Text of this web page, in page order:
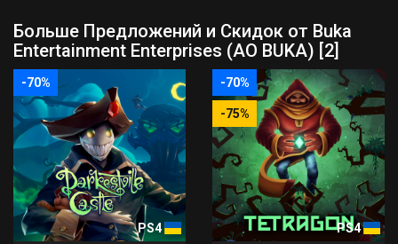
Больше Предложений и Скидок от Buka
Entertainment Enterprises (AO BUKA) [2]
-70%
PS4
-70%
-75%
PS4